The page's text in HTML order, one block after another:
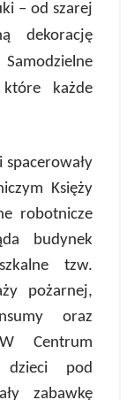
– od szarej
dekorację
każde
Księży
robotnicze
budynek
tzw.
pożarnej,
oraz
Centrum
dzieci pod
zabawkę